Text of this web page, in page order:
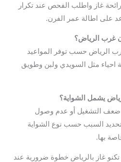
غاز واطلب الفحص عند تكرار
على اطالة عمر الفرن.
غرب الرياض؟
الرياض حسب توفر المواعيد
احياء مثل السويدي ولبن وطويق
يشمل الشواية؟
ضعف التشغيل أو عدم وصول
تحديد السبب حسب نوع الشواية
بها.
تكنو غاز بالرياض خطوة ضرورية عند